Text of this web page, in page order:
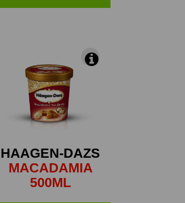
HAAGEN-DAZS
MACADAMIA
500ML